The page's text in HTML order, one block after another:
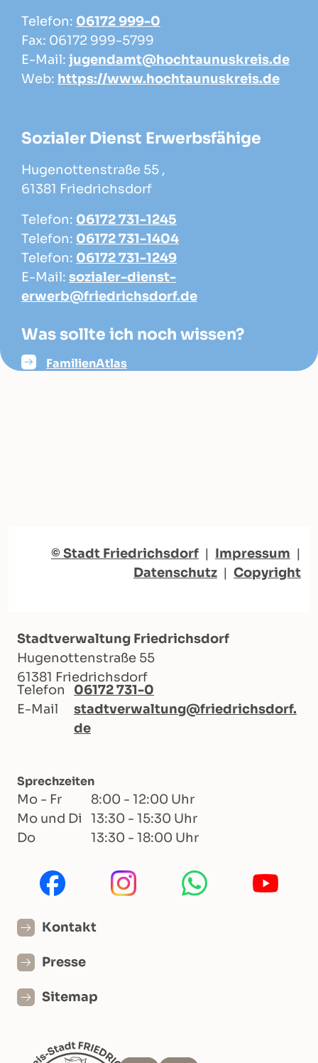
Telefon: 06172 999-0
Fax: 06172 999-5799
E-Mail: jugendamt@hochtaunuskreis.de
Web: https://www.hochtaunuskreis.de
Sozialer Dienst Erwerbsfähige
Hugenottenstraße 55 ,
61381 Friedrichsdorf
Telefon: 06172 731-1245
Telefon: 06172 731-1404
Telefon: 06172 731-1249
E-Mail: sozialer-dienst-
erwerb@friedrichsdorf.de
Was sollte ich noch wissen?
FamilienAtlas
© Stadt Friedrichsdorf | Impressum |
Datenschutz | Copyright
Stadtverwaltung Friedrichsdorf
Hugenottenstraße 55
61381 Friedrichsdorf
Telefon
06172 731-0
E-Mail
stadtverwaltung@friedrichsdorf.
de
Sprechzeiten
Mo - Fr
8:00 - 12:00 Uhr
Mo und Di
13:30 - 15:30 Uhr
Do
13:30 - 18:00 Uhr
Kontakt
Presse
Sitemap